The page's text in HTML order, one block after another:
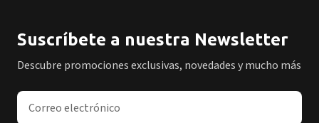
Suscríbete a nuestra Newsletter
Descubre promociones exclusivas, novedades y mucho más
Dirección de correo electrónico